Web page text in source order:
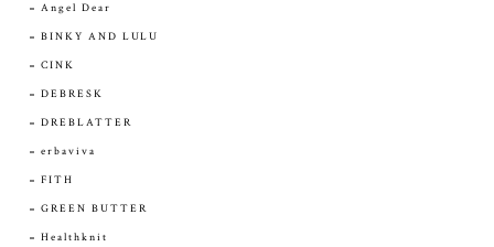
Angel Dear
BINKY AND LULU
CINK
DEBRESK
DREBLATTER
erbaviva
FITH
GREEN BUTTER
Healthknit